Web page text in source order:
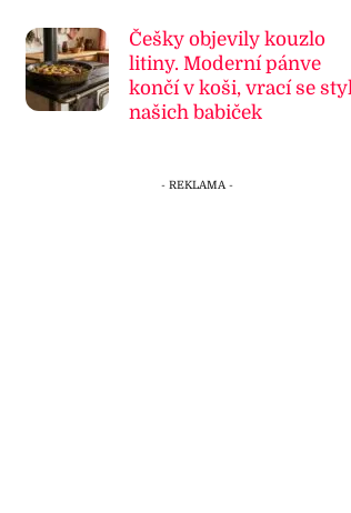
Češky objevily kouzlo
litiny. Moderní pánve
končí v koši, vrací se styl
našich babiček